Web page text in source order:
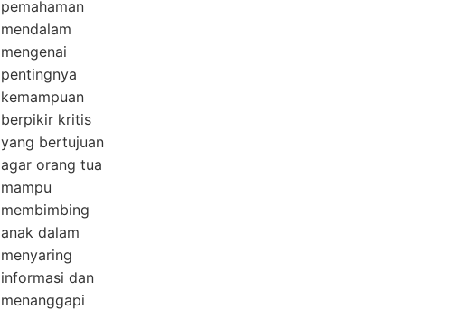
pemahaman
mendalam
mengenai
pentingnya
kemampuan
berpikir kritis
yang bertujuan
agar orang tua
mampu
membimbing
anak dalam
menyaring
informasi dan
menanggapi